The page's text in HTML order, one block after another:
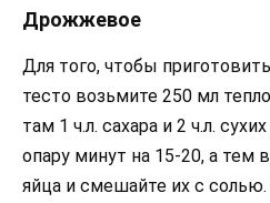
Дрожжевое
Для того, чтобы
тесто возьмите 250 мл
там 1 ч.л. сахара и 2 ч.л.
опару минут на 15-20, а тем
яйца и смешайте их с